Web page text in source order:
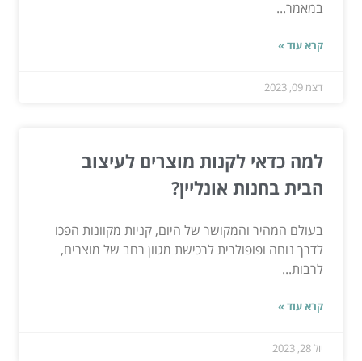
במאמר...
קרא עוד »
דצמ 09, 2023
למה כדאי לקנות מוצרים לעיצוב
הבית בחנות אונליין?
בעולם המהיר והמקושר של היום, קניות מקוונות הפכו
לדרך נוחה ופופולרית לרכישת מגוון רחב של מוצרים,
לרבות...
קרא עוד »
יול 28, 2023